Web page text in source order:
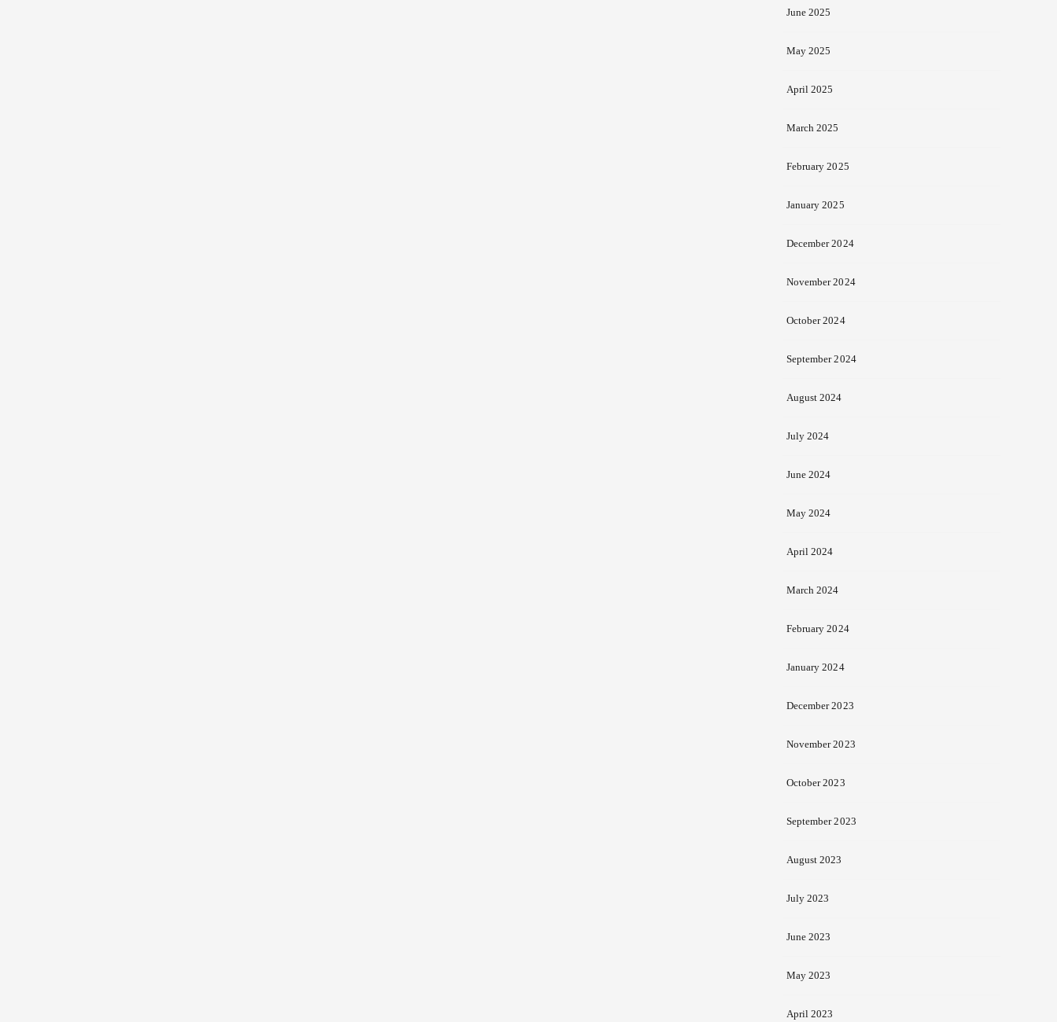
June 2025
May 2025
April 2025
March 2025
February 2025
January 2025
December 2024
November 2024
October 2024
September 2024
August 2024
July 2024
June 2024
May 2024
April 2024
March 2024
February 2024
January 2024
December 2023
November 2023
October 2023
September 2023
August 2023
July 2023
June 2023
May 2023
April 2023